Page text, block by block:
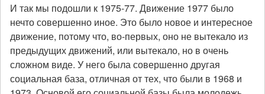
И так мы подошли к 1975-77. Движение 1977 было
нечто совершенно иное. Это было новое и интересное
движение, потому что, во-первых, оно не вытекало из
предыдущих движений, или вытекало, но в очень
сложном виде. У него была совершенно другая
социальная база, отличная от тех, что были в 1968 и